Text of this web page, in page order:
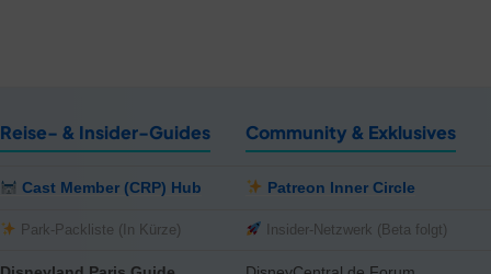
Reise- & Insider-Guides
Cast Member (CRP) Hub
Park-Packliste (In Kürze)
Community & Exklusives
Patreon Inner Circle
Insider-Netzwerk (Beta folgt)